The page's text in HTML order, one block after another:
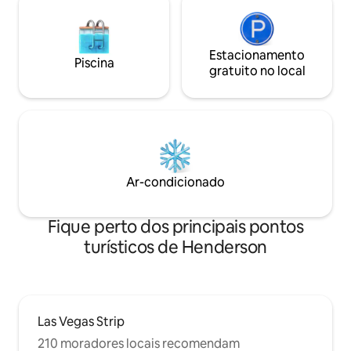
Piscina
Estacionamento
gratuito no local
Ar-condicionado
Fique perto dos principais pontos
turísticos de Henderson
Las Vegas Strip
210 moradores locais recomendam